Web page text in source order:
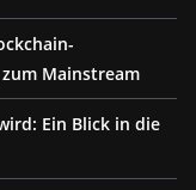
Mainstream
Ein Blick in die